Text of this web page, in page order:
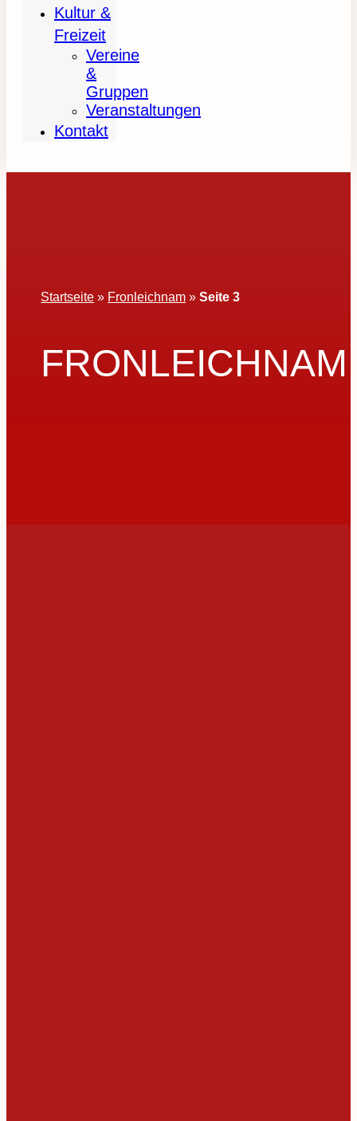
Kultur &
Freizeit
Vereine
&
Gruppen
Veranstaltungen
Kontakt
Startseite » Fronleichnam »Seite 3
FRONLEICHNAM